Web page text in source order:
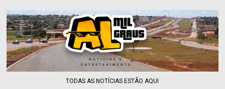
TODAS AS NOTÍCIAS ESTÃO AQUI